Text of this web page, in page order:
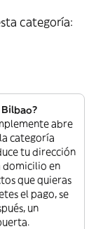
categoría:
abre
categoría
tu dirección
domicilio en
que quieras
el pago, se
un